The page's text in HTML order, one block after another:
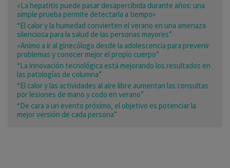
«La hepatitis puede pasar desapercibida durante años: una
simple prueba permite detectarla a tiempo»
“El calor y la humedad convierten el verano en una amenaza
silenciosa para la salud de las personas mayores”
«Animo a ir al ginecólogo desde la adolescencia para prevenir
problemas y conocer mejor el propio cuerpo”
“La innovación tecnológica está mejorando los resultados en
las patologías de columna”
“El calor y las actividades al aire libre aumentan las consultas
por lesiones de mano y codo en verano”
“De cara a un evento próximo, el objetivo es potenciar la
mejor versión de cada persona”